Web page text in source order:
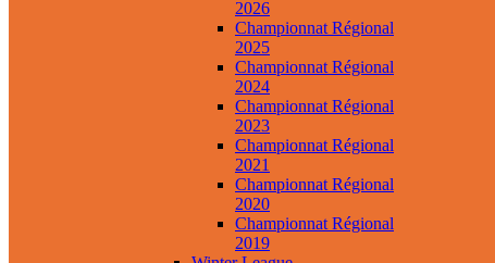
2026
Championnat Régional
2025
Championnat Régional
2024
Championnat Régional
2023
Championnat Régional
2021
Championnat Régional
2020
Championnat Régional
2019